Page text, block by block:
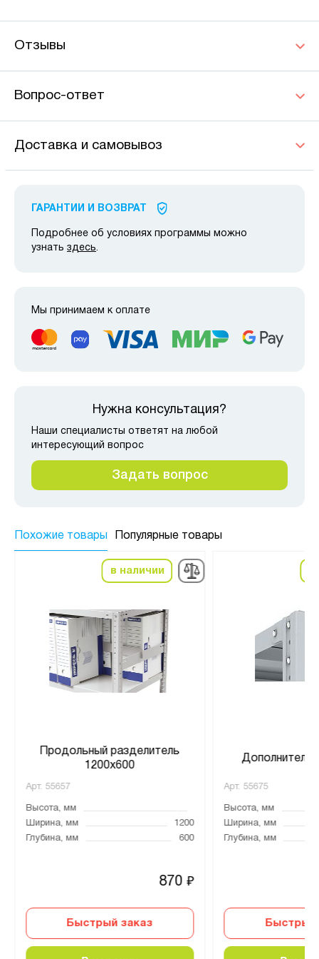
Отзывы
Вопрос-ответ
Доставка и самовывоз
ГАРАНТИИ И ВОЗВРАТ
Подробнее об условиях программы можно
узнать здесь.
Мы принимаем к оплате
Нужна консультация?
Наши специалисты ответят на любой
интересующий вопрос
Задать вопрос
Похожие товары Популярные товары
в наличии
Продольный разделитель
1200х600
Арт. 55657
Высота, мм
Ширина, мм
1200
Глубина, мм
600
870₽
Быстрый заказ
Арт. 55675
Высота, мм
Ширина, мм
Глубина, мм
Быстрый